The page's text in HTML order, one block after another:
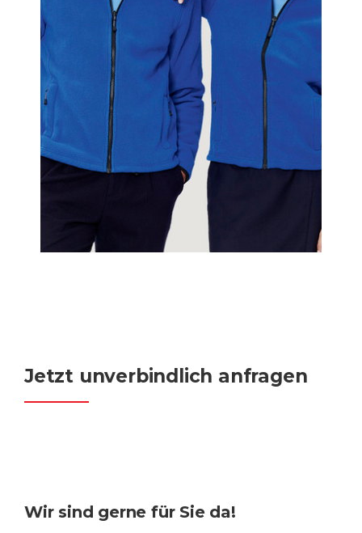
Jetzt unverbindlich anfragen
Wir sind gerne für Sie da!